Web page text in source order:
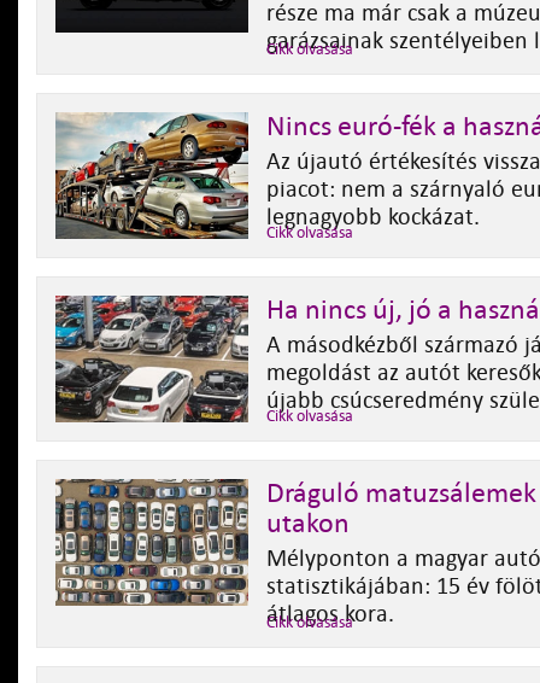
része ma már csak a
garázsainak szentélyeiben
Cikk olvasása
Nincs euró-fék a
Az újautó értékesítés
piacot: nem a szárnyaló
legnagyobb kockázat.
Cikk olvasása
Ha nincs új, jó a
A másodkézből származó
megoldást az autót
újabb csúcseredmény
Cikk olvasása
Dráguló
utakon
Mélyponton a magyar
statisztikájában: 15 év
átlagos kora.
Cikk olvasása